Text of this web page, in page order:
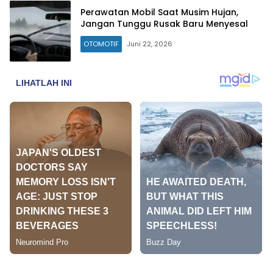
Perawatan Mobil Saat Musim Hujan,
Jangan Tunggu Rusak Baru Menyesal
OTOMOTIF Juni 22, 2026